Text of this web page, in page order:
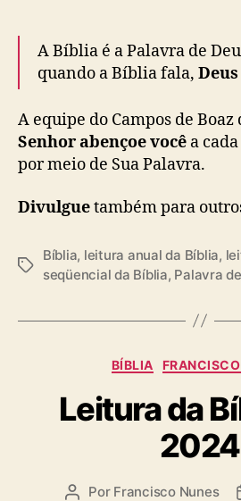
A Bíblia é a Palavra de
quando a Bíblia fala,
A equipe do Campos de Boaz
Senhor abençoe você a
por meio de Sua Palavra.
Divulguetambém para
T
s
Bíblia, leitura anual da Bíblia,
seqüencial da Bíblia, Palavra
C
t
e
g
o
BÍBLIA
Leitura da
2024
A Por Francisco Nunes